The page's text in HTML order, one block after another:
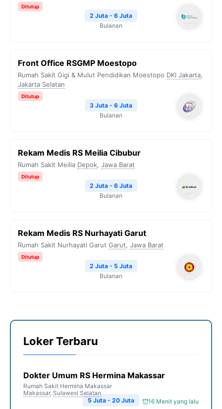
Ditutup
2 Juta - 6 Juta
Bulanan
Front Office RSGMP Moestopo
Rumah Sakit Gigi & Mulut Pendidikan Moestopo DKI Jakarta,
Jakarta Selatan
Ditutup
3 Juta - 6 Juta
Bulanan
Rekam Medis RS Meilia Cibubur
Rumah Sakit Meilia Depok, Jawa Barat
Ditutup
2 Juta - 6 Juta
Bulanan
Rekam Medis RS Nurhayati Garut
Rumah Sakit Nurhayati Garut Garut, Jawa Barat
Ditutup
2 Juta - 5 Juta
Bulanan
Loker Terbaru
Dokter Umum RS Hermina Makassar
Rumah Sakit Hermina Makassar
Makassar, Sulawesi Selatan
16 Menit yang lalu
5 Juta - 20 Juta